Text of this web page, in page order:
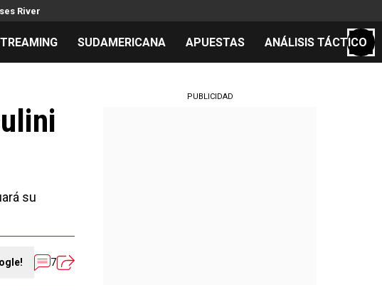
River
Noticias
SUDAMERICANA APUESTAS ANÁLISIS TÁCTICO
su
7
PUBLICIDAD